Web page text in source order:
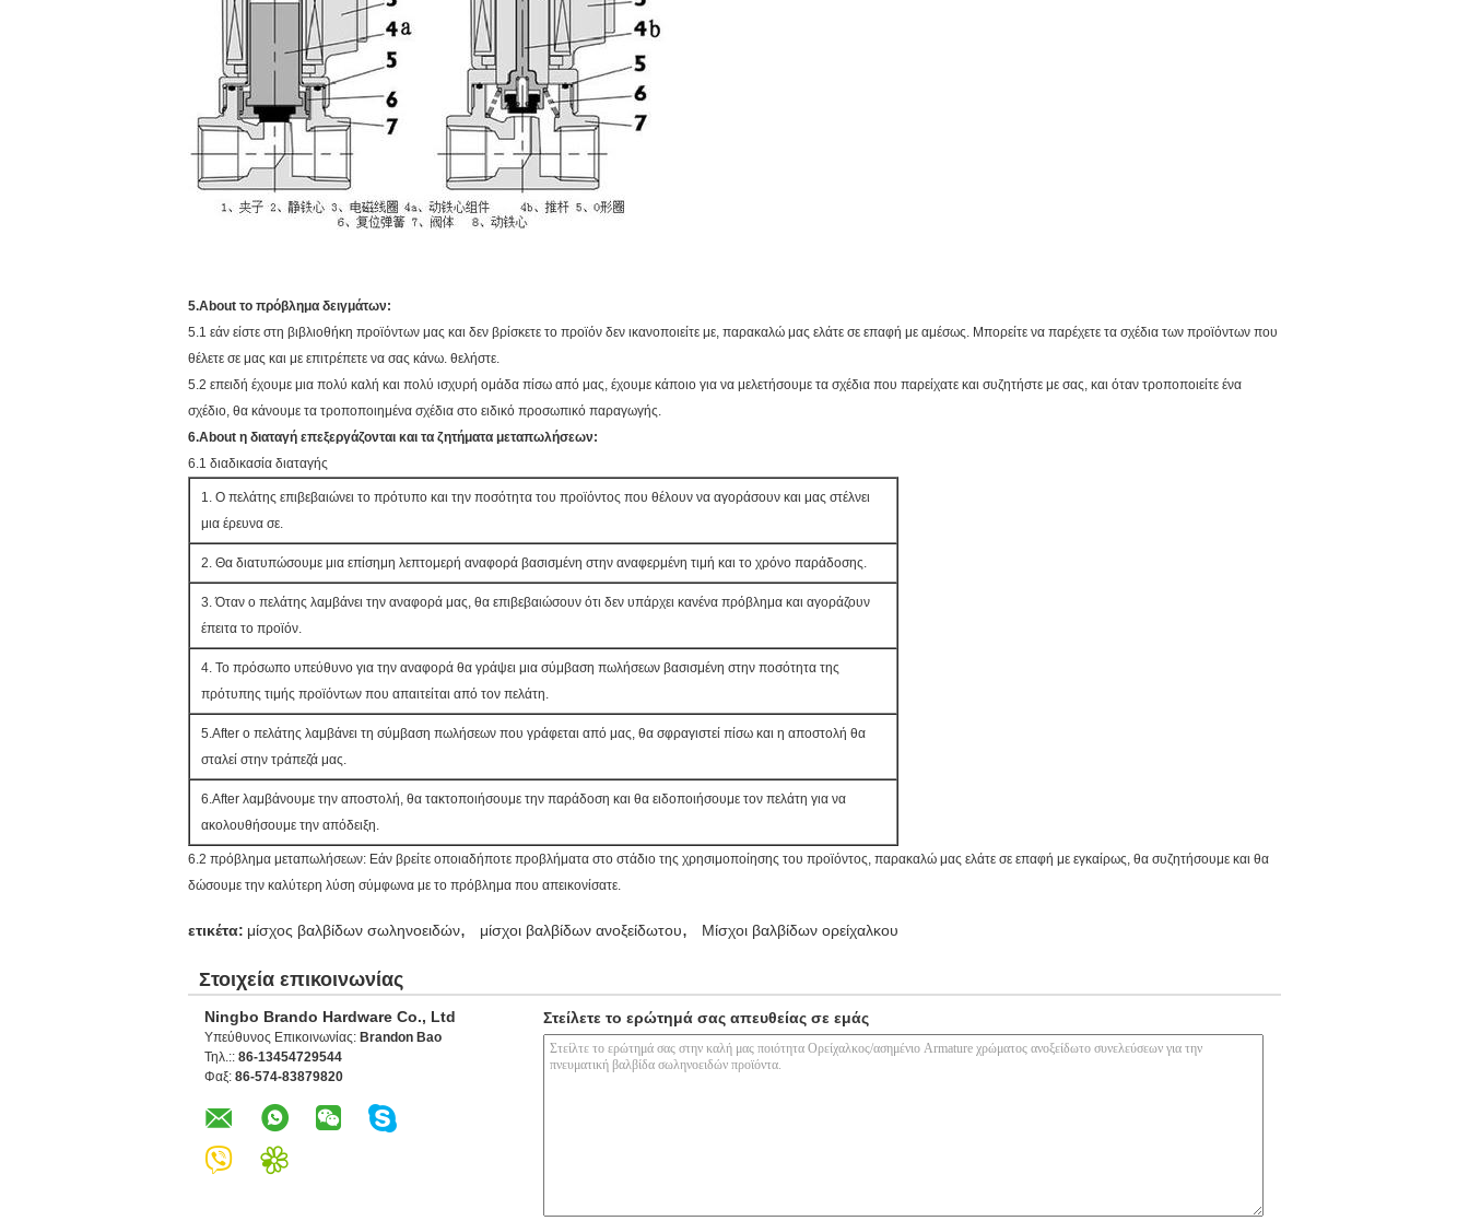
5.About το πρόβλημα δειγμάτων:
5.1 εάν είστε στη βιβλιοθήκη προϊόντων μας και δεν βρίσκετε το προϊόν δεν ικανοποιείτε με, παρακαλώ μας ελάτε σε επαφή με αμέσως. Μπορείτε να παρέχετε τα σχέδια των προϊόντων που
θέλετε σε μας και με επιτρέπετε να σας κάνω. θελήστε.
5.2 επειδή έχουμε μια πολύ καλή και πολύ ισχυρή ομάδα πίσω από μας, έχουμε κάποιο για να μελετήσουμε τα σχέδια που παρείχατε και συζητήστε με σας, και όταν τροποποιείτε ένα
σχέδιο, θα κάνουμε τα τροποποιημένα σχέδια στο ειδικό προσωπικό παραγωγής.
6.About η διαταγή επεξεργάζονται και τα ζητήματα μεταπωλήσεων:
6.1 διαδικασία διαταγής
1. Ο πελάτης επιβεβαιώνει το πρότυπο και την ποσότητα του προϊόντος που θέλουν να αγοράσουν και μας στέλνει
μια έρευνα σε.
2. Θα διατυπώσουμε μια επίσημη λεπτομερή αναφορά βασισμένη στην αναφερμένη τιμή και το χρόνο παράδοσης.
3. Όταν ο πελάτης λαμβάνει την αναφορά μας, θα επιβεβαιώσουν ότι δεν υπάρχει κανένα πρόβλημα και αγοράζουν
έπειτα το προϊόν.
4. Το πρόσωπο υπεύθυνο για την αναφορά θα γράψει μια σύμβαση πωλήσεων βασισμένη στην ποσότητα της
πρότυπης τιμής προϊόντων που απαιτείται από τον πελάτη.
5.After ο πελάτης λαμβάνει τη σύμβαση πωλήσεων που γράφεται από μας, θα σφραγιστεί πίσω και η αποστολή θα
σταλεί στην τράπεζά μας.
6.After λαμβάνουμε την αποστολή, θα τακτοποιήσουμε την παράδοση και θα ειδοποιήσουμε τον πελάτη για να
ακολουθήσουμε την απόδειξη.
6.2 πρόβλημα μεταπωλήσεων: Εάν βρείτε οποιαδήποτε προβλήματα στο στάδιο της χρησιμοποίησης του προϊόντος, παρακαλώ μας ελάτε σε επαφή με εγκαίρως, θα συζητήσουμε και θα
δώσουμε την καλύτερη λύση σύμφωνα με το πρόβλημα που απεικονίσατε.
ετικέτα: μίσχος βαλβίδων σωληνοειδών, μίσχοι βαλβίδων ανοξείδωτου, Μίσχοι βαλβίδων ορείχαλκου
Στοιχεία επικοινωνίας
Ningbo Brando Hardware Co., Ltd
Υπεύθυνος Επικοινωνίας: Brandon Bao
Τηλ.:: 86-13454729544
Φαξ: 86-574-83879820
Στείλετε το ερώτημά σας απευθείας σε εμάς